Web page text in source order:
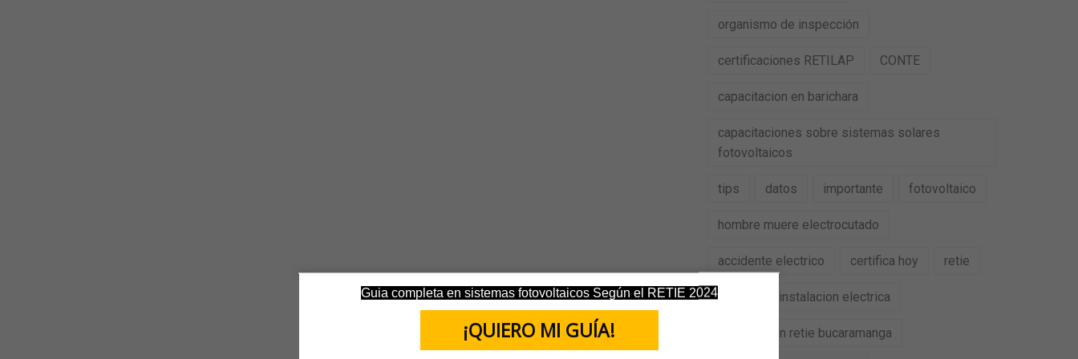
Guia completa en sistemas fotovoltaicos Según el RETIE 2024
¡QUIERO MI GUÍA!
organismo de inspección
certificaciones RETILAP CONTE
capacitacion en barichara
capacitaciones sobre sistemas solares
fotovoltaicos
tips datos importante fotovoltaico
hombre muere electrocutado
accidente electrico certifica hoy retie
instalacion electrica
certificacion retie bucaramanga